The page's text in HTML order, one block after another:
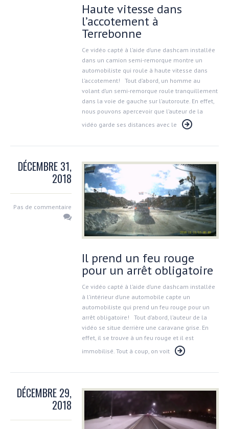
Haute vitesse dans
l’accotement à
Terrebonne
Ce vidéo capté à l’aide d’une dashcam installée
dans un camion semi-remorque montre un
automobiliste qui roule à haute vitesse dans
l’accotement! Tout d’abord, un homme au
volant d’un semi-remorque roule tranquillement
dans la voie de gauche sur l’autoroute. En effet,
nous pouvons apercevoir que l’auteur de la
vidéo garde ses distances avec le
DÉCEMBRE 31,
2018
Pas de commentaire
Il prend un feu rouge
pour un arrêt obligatoire
Ce vidéo capté à l’aide d’une dashcam installée
à l’intérieur d’une automobile capte un
automobiliste qui prend un feu rouge pour un
arrêt obligatoire! Tout d’abord, l’auteur de la
vidéo se situe derrière une caravane grise. En
effet, il se trouve à un feu rouge et il est
immobilisé. Tout à coup, on voit
DÉCEMBRE 29,
2018